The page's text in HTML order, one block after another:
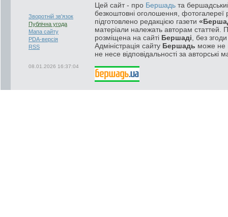
Зворотній зв'язок
Публічна угода
Мапа сайту
PDA-версія
RSS
08.01.2026 16:37:04
Цей сайт - про Бершадь та
безкоштовні оголошення, фотогалереї
підготовлено редакцією газети
матеріали належать авторам статтей.
розміщена на сайті Бершаді , без
Адміністрація сайту Бершадь може не
не несе відповідальності за авторські